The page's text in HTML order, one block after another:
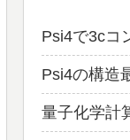
Psi4で3cコ
Psi4の構造
量子化学計